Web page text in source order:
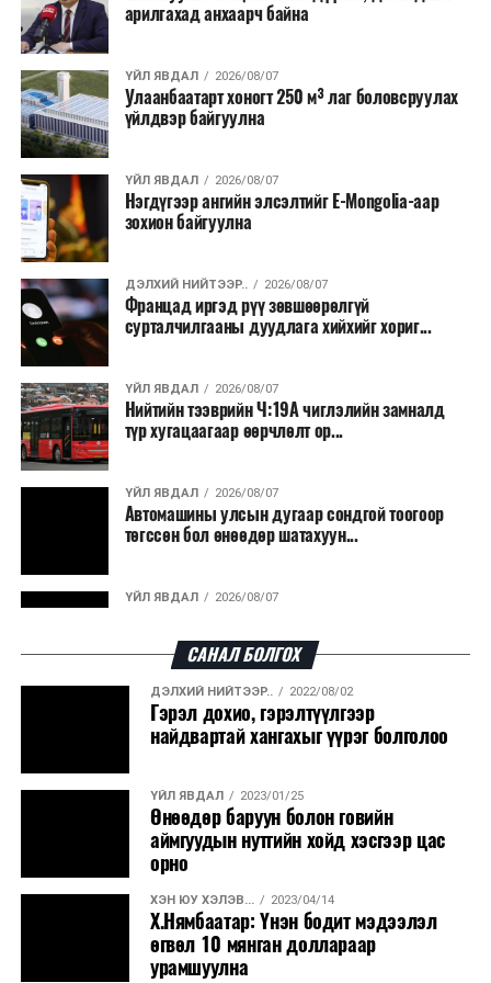
Лаг хатаах, шатаах технологи нь бохир ус цэвэрлэх
байгууламжаас гардаг лагийг байгаль орчинд аюулгүй
аргаар боловсруулж, эзлэхүүнийг эрс бууруулах
зориулалттай. Лагийг өндөр температурт шатааснаар
эзлэхүүн нь 90 хүртэл хувиар буурч, бактери, вирус
болон бусад өвчин үүсгэгч бичил биетнийг устгах
боломжтой.
Түүнчлэн шаталтын явцад үүсэх дулааныг цахилгаан
болон дулааны эрчим хүч үйлдвэрлэхэд ашиглаж
болдог. Зарим технологийн хувьд шаталтын дараа
үлдэх үнснээс фосфор зэрэг ашигт эрдсийг сэргээн
авах боломжтой аж.
Япон, Герман, Швейцар, Нидерланд, Өмнөд Солонгос
зэрэг улс лаг хатаах, шатаах технологийг ашиглаж
байна. Тухайлбал, Германд лаг шатаах үйлдвэрээс
гарсан үнснээс фосфор сэргээн авах технологи
ашигладаг бол Нидерландад төвлөрсөн лаг
боловсруулах үйлдвэрүүдээр дулаан, цахилгаан
эрчим хүч үйлдвэрлэдэг.
Ийнхүү лаг хатаах, шатаах технологийг лагийн
үйлдвэрлэх, нөөцийг дахин ашиглах чиглэлээр олон
улсад өргөн ашиглаж байна.
арилгахад анхаарч байна
ҮЙЛ ЯВДАЛ 2026/08/07
Улаанбаатарт хоногт 250 м³ лаг боловсруулах
үйлдвэр байгуулна
ҮЙЛ ЯВДАЛ 2026/08/07
Нэгдүгээр ангийн элсэлтийг E-Mongolia-аар
зохион байгуулна
ДЭЛХИЙ НИЙТЭЭР.. 2026/08/07
Францад иргэд рүү зөвшөөрөлгүй
сурталчилгааны дуудлага хийхийг хориг...
ҮЙЛ ЯВДАЛ 2026/08/07
Нийтийн тээврийн Ч:19А чиглэлийн замналд
түр хугацаагаар өөрчлөлт ор...
ҮЙЛ ЯВДАЛ 2026/08/07
Автомашины улсын дугаар сондгой тоогоор
төгссөн бол өнөөдөр шатахуун...
ҮЙЛ ЯВДАЛ 2026/08/07
ДЭЛХИЙ НИЙТЭЭР..
“Уралдронзавод” компанийн ерөнхий
захирлын автомашиныг дэлбэлжээ...
ҮЙЛ ЯВДАЛ 2026/08/06
Сүхбаатар боомтоор тав хоногт 10 мянга гаруй
тонн АИ-92 автобензин и...
ДЭЛХИЙ НИЙТЭЭР.. 2026/08/06
Вашингтон мужийн ой хээрийн түймрийг
хяналтад авах ажил ахицтай байн...
САНАЛ БОЛГОХ
ДЭЛХИЙ НИЙТЭЭР.. 2022/08/02
Гэрэл дохио, гэрэлтүүлгээр
найдвартай хангахыг үүрэг болголоо
ҮЙЛ ЯВДАЛ 2023/01/25
Өнөөдөр баруун болон говийн
аймгуудын нутгийн хойд хэсгээр цас
орно
ХЭН ЮУ ХЭЛЭВ... 2023/04/14
Х.Нямбаатар: Үнэн бодит мэдээлэл
өгвөл 10 мянган доллараар
урамшуулна